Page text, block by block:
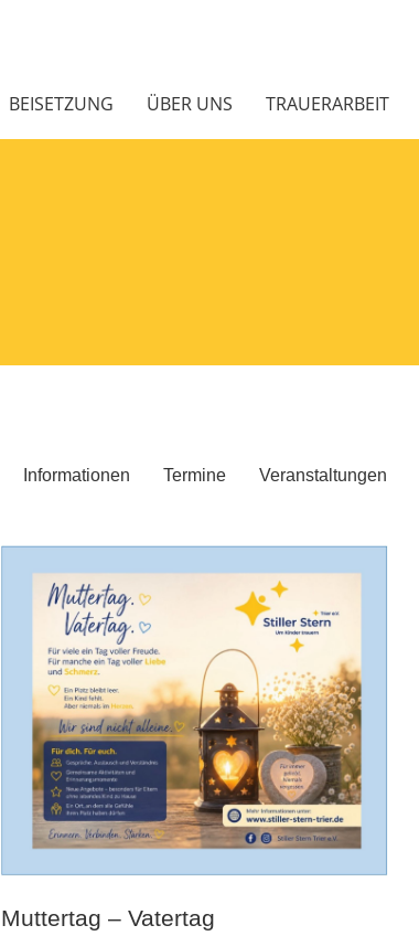
BEISETZUNG ÜBER UNS TRAUERARBEIT
Informationen Termine Veranstaltungen
Muttertag – Vatertag